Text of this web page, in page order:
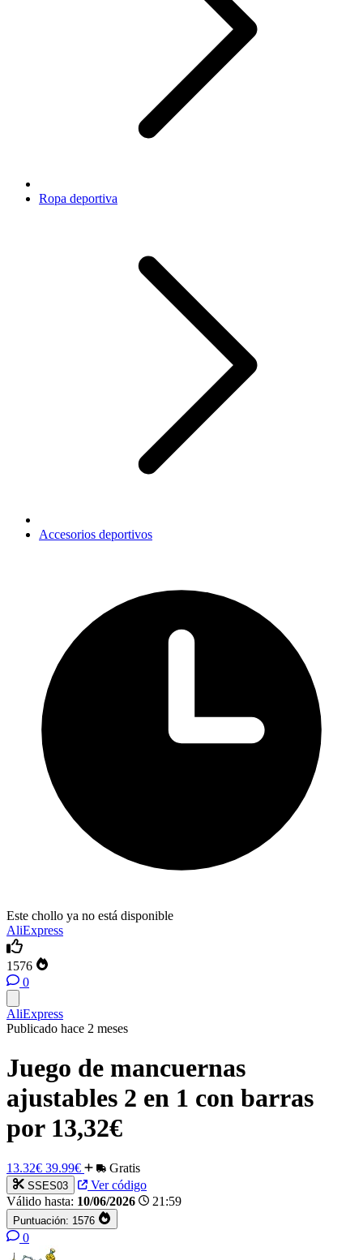
Ropa deportiva
Accesorios deportivos
Este chollo ya no está disponible
AliExpress
1576
0
AliExpress
Publicado hace 2 meses
Juego de mancuernas
ajustables 2 en 1 con barras
por 13,32€
13.32€ 39.99€ Gratis
SSES03
Ver código
Válido hasta: 10/06/2026 21:59
Puntuación: 1576
0